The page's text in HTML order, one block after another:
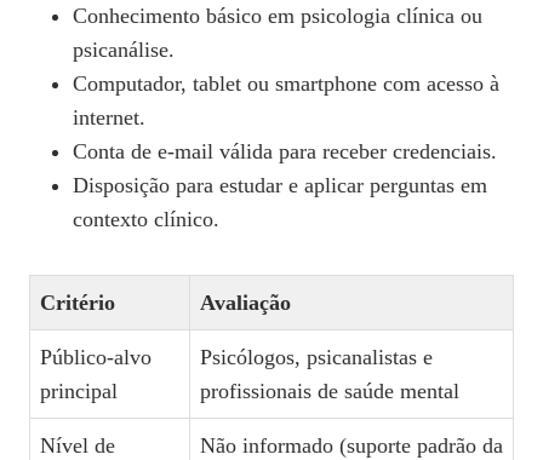
Conhecimento básico em psicologia clínica ou
psicanálise.
Computador, tablet ou smartphone com acesso à
internet.
Conta de e‑mail válida para receber credenciais.
Disposição para estudar e aplicar perguntas em
contexto clínico.
Critério Avaliação
Público‑alvo
principal
Psicólogos, psicanalistas e
profissionais de saúde mental
Nível de
Não informado (suporte padrão da